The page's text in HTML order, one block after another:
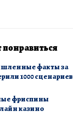
факты за
1000 сценариев
фриспины
казино